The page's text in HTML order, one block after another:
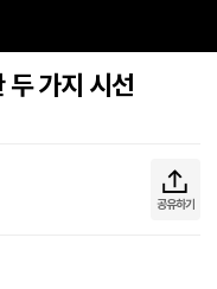
가지 시선
공유하기